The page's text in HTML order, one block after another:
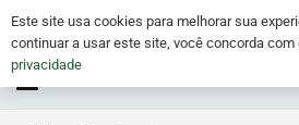
Este site usa cookies para melhorar sua
continuar a usar este site, você concorda com
privacidade